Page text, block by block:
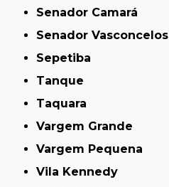
Senador Camará
Senador Vasconcelos
Sepetiba
Tanque
Taquara
Vargem Grande
Vargem Pequena
Vila Kennedy